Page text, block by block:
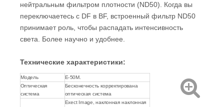
нейтральным фильтром плотности (ND50). Когда вы
переключаетесь с DF в BF, встроенный фильтр ND50
принимает роль, чтобы распадать интенсивность
света. Более научно и удобнее.
Технические характеристики:
Модель
E-50M.
Оптическая
система
Бесконечность корректирована
оптическая система
Exect Image, наклонная наклонная